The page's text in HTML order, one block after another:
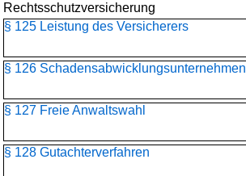
Rechtsschutzversicherung
§ 125 Leistung des Versicherers
§ 126 Schadensabwicklungs­unternehmen
§ 127 Freie Anwaltswahl
§ 128 Gutachterverfahren